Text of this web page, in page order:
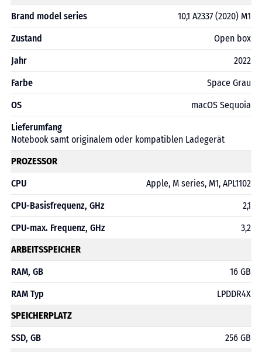
Brand model series
10,1 A2337 (2020) М1
Zustand
Open box
Jahr
2022
Farbe
Space Grau
OS
macOS Sequoia
Lieferumfang
Notebook samt originalem oder kompatiblen Ladegerät
PROZESSOR
CPU
Apple, M series, M1, APL1102
CPU-Basisfrequenz, GHz
2,1
CPU-max. Frequenz, GHz
3,2
ARBEITSSPEICHER
RAM, GB
16 GB
RAM Typ
LPDDR4X
SPEICHERPLATZ
SSD, GB
256 GB